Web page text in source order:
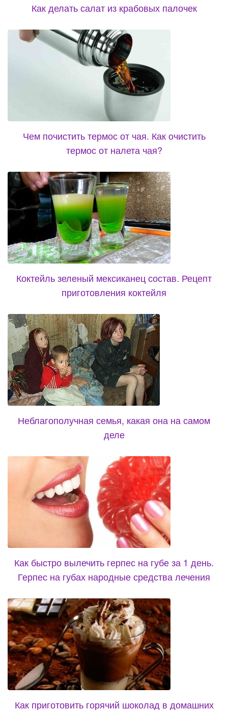
Как делать салат из крабовых палочек
Чем почистить термос от чая. Как очистить
термос от налета чая?
Коктейль зеленый мексиканец состав. Рецепт
приготовления коктейля
Неблагополучная семья, какая она на самом
деле
Как быстро вылечить герпес на губе за 1 день.
Герпес на губах народные средства лечения
Как приготовить горячий шоколад в домашних